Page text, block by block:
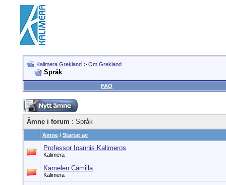
Kalimera Grekland > Om Grekland
Språk
FAQ
Ämne i forum : Språk
Ämne / Startat av
Professor Ioannis Kalimeros
Kalimera
Kamelen Camilla
Kalimera